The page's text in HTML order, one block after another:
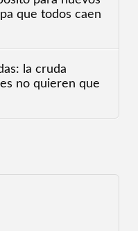
que todos caen
la cruda
no quieren que